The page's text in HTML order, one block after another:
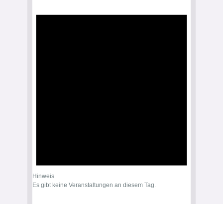
Hinweis
Es gibt keine Veranstaltungen an diesem Tag.